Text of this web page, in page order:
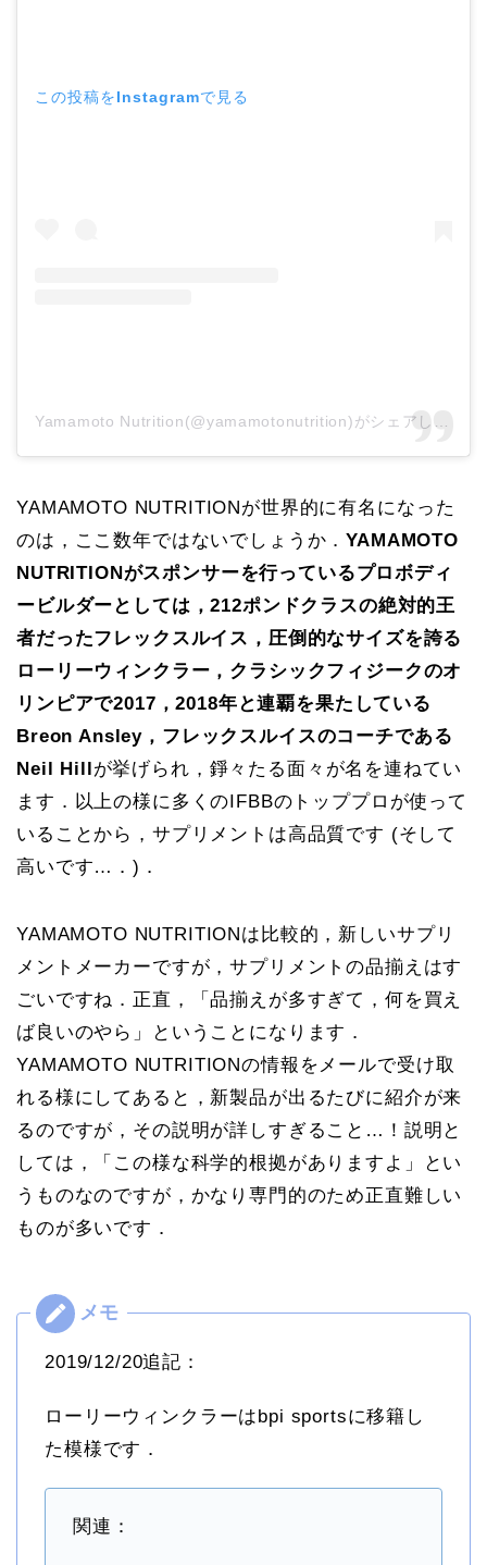
この投稿をInstagramで見る
YAMAMOTO NUTRITIONが世界的に有名になった
のは，ここ数年ではないでしょうか．YAMAMOTO
NUTRITIONがスポンサーを行っているプロボディ
ービルダーとしては，212ポンドクラスの絶対的王
者だったフレックスルイス，圧倒的なサイズを誇る
ローリーウィンクラー，クラシックフィジークのオ
リンピアで2017，2018年と連覇を果たしている
Breon Ansley，フレックスルイスのコーチである
Neil Hillが挙げられ，錚々たる面々が名を連ねてい
ます．以上の様に多くのIFBBのトッププロが使って
いることから，サプリメントは高品質です (そして
高いです…．)．
YAMAMOTO NUTRITIONは比較的，新しいサプリ
メントメーカーですが，サプリメントの品揃えはす
ごいですね．正直，「品揃えが多すぎて，何を買え
ば良いのやら」ということになります．
YAMAMOTO NUTRITIONの情報をメールで受け取
れる様にしてあると，新製品が出るたびに紹介が来
るのですが，その説明が詳しすぎること…！説明と
しては，「この様な科学的根拠がありますよ」とい
うものなのですが，かなり専門的のため正直難しい
ものが多いです．
2019/12/20追記：
ローリーウィンクラーはbpi sportsに移籍し
た模様です．
関連：